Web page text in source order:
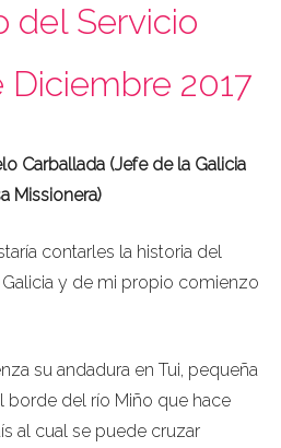
del Servicio
2017
Carballada (Jefe de la Galicia
Missionera)
contarles la historia del
y de mi propio comienzo
su andadura en Tui, pequeña
borde del río Miño que hace
al cual se puede cruzar